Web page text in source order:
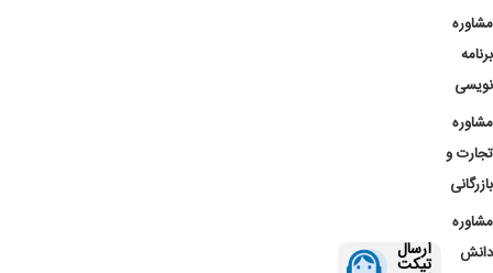
مشاوره
برنامه
نویسی
مشاوره
تجارت و
بازرگانی
مشاوره
دانش
ارسال
تیکت